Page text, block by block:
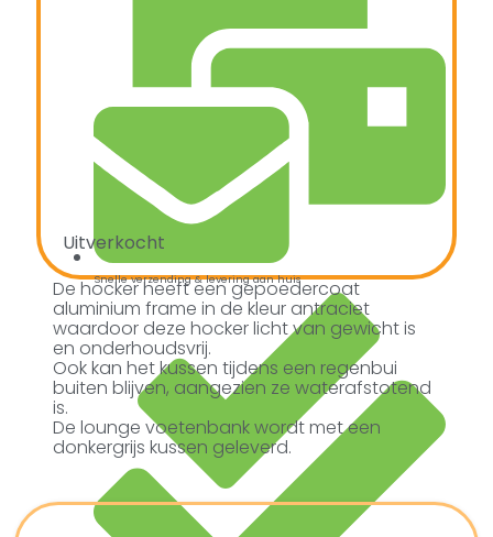
Snelle verzending & levering aan huis
Uitverkocht
De hocker heeft een gepoedercoat
aluminium frame in de kleur antraciet
waardoor deze hocker licht van gewicht is
en onderhoudsvrij.
Ook kan het kussen tijdens een regenbui
buiten blijven, aangezien ze waterafstotend
is.
De lounge voetenbank wordt met een
donkergrijs kussen geleverd.